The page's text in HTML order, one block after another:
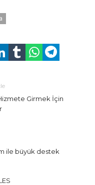
Girmek İçin
ile büyük destek